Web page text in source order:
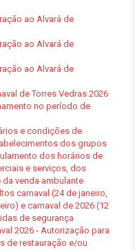
ao Alvará de
ao Alvará de
ao Alvará de
de Torres Vedras 2026
no período de
e condições de
dos grupos
dos horários de
e serviços, dos
venda ambulante
carnaval (24 de janeiro,
e carnaval de 2026 (12
de segurança
2026 - Autorização para
de restauração e/ou